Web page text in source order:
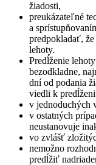
žiadosti,
preukázateľné
a
predpokladať,
lehoty.
Predĺženie
bezodkladne,
dní od podania
viedli k
v jednoduchých
v ostatných
neustanovuje
vo zvlášť
nemožno
predĺžiť